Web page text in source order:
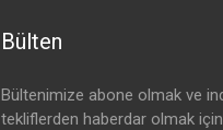
Bülten
Bültenimize abone olmak ve
tekliflerden haberdar olmak